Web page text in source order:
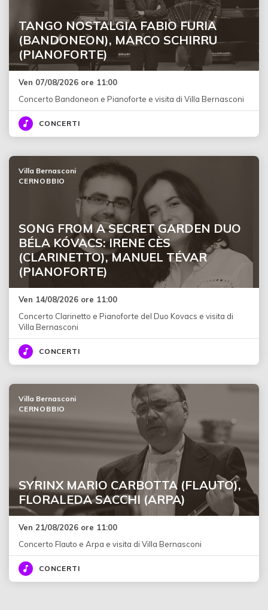
TANGO NOSTALGIA FABIO FURIA
(BANDONEON), MARCO SCHIRRU
(PIANOFORTE)
Ven 07/08/2026 ore 11:00
Concerto Bandoneon e Pianoforte e visita di Villa Bernasconi
CONCERTI
SONG FROM A SECRET GARDEN DUO
BÉLA KÓVACS: IRENE CÈS
(CLARINETTO), MANUEL TÉVAR
(PIANOFORTE)
Villa Bernasconi
CERNOBBIO
Ven 14/08/2026 ore 11:00
Concerto Clarinetto e Pianoforte del Duo Kovacs e visita di
Villa Bernasconi
CONCERTI
SYRINX MARIO CARBOTTA (FLAUTO),
FLORALEDA SACCHI (ARPA)
Villa Bernasconi
CERNOBBIO
Ven 21/08/2026 ore 11:00
Concerto Flauto e Arpa e visita di Villa Bernasconi
CONCERTI